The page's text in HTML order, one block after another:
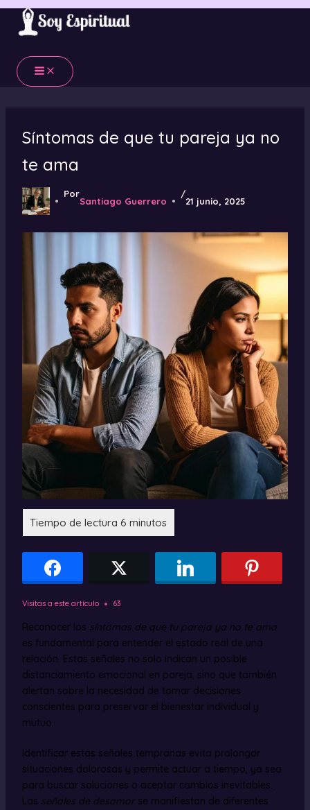
Ir
contenido
Síntomas de que tu pareja ya no
te ama​
Por
Santiago Guerrero
/
21 junio, 2025
Visitas a este artículo 63
Reconocer los síntomas de que tu pareja ya no te ama
es fundamental para entender el estado real de una
relación. Estas señales no solo indican un posible
distanciamiento emocional en pareja, sino que también
alertan sobre la necesidad de tomar decisiones
conscientes para preservar el bienestar individual y
mutuo.
Identificar estas señales tempranas evita prolongar
situaciones dolorosas y permite actuar a tiempo, ya sea
para buscar soluciones o aceptar cambios inevitables.
Las señales de desamorse manifiestan de diferentes